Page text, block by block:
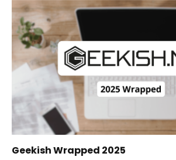
Geekish Wrapped 2025